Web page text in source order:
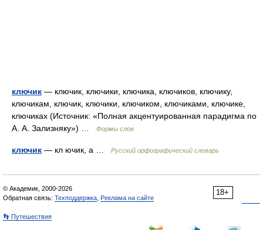
ключик — ключик, ключики, ключика, ключиков, ключику,
ключикам, ключик, ключики, ключиком, ключиками, ключике,
ключиках (Источник: «Полная акцентуированная парадигма по
А. А. Зализняку») …
Формы слов
ключик — кл ючик, а … Русский орфографический словарь
18+
© Академик, 2000-2026
Обратная связь: Техподдержка Реклама на сайте
👣 Путешествия